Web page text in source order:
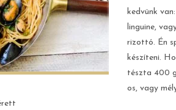
kedvünk
linguine,
rizottó. Én
készíteni.
tészta 400
os, vagy